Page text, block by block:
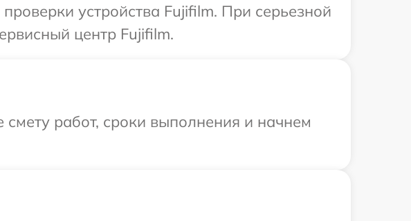
устройства Fujifilm. При серьезной
центр Fujifilm.
работ, сроки выполнения и начнем